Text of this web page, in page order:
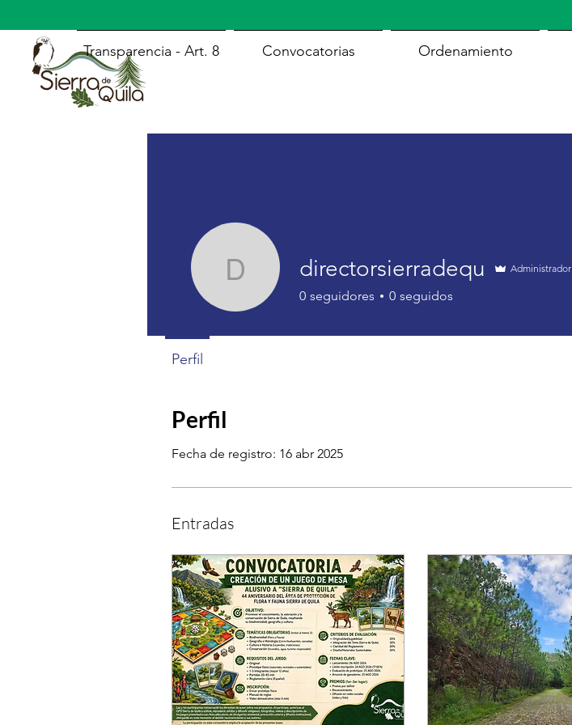
Transparencia - Art. 8 Convocatorias Ordenamiento
Perfil
Fecha de registro: 16 abr 2025
Entradas
directorsierradequ
directorsierradequ Administrador
0 seguidores 0 seguidos
Perfil